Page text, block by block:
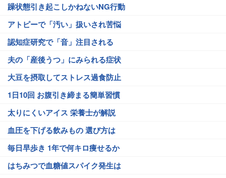
躁状態引き起こしかねないNG行動
アトピーで「汚い」扱いされ苦悩
認知症研究で「音」注目される
夫の「産後うつ」にみられる症状
大豆を摂取してストレス過食防止
1日10回 お腹引き締まる簡単習慣
太りにくいアイス 栄養士が解説
血圧を下げる飲みもの 選び方は
毎日早歩き 1年で何キロ痩せるか
はちみつで血糖値スパイク発生は